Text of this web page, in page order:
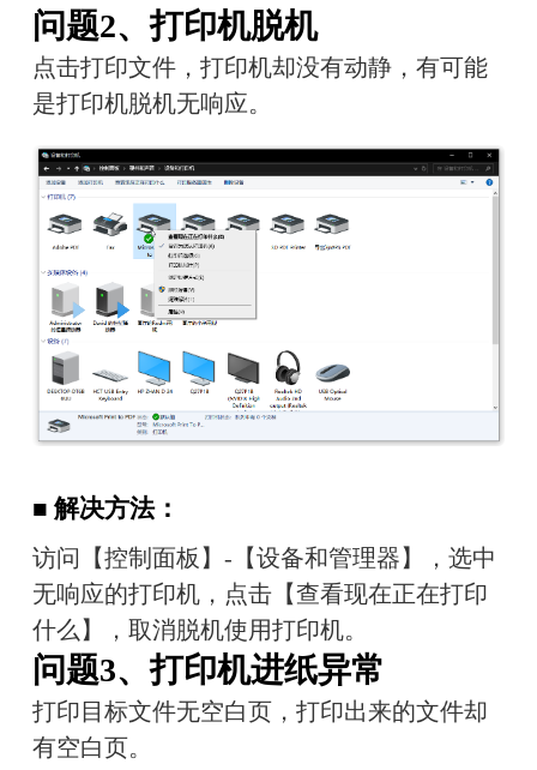
问题2、打印机脱机
点击打印文件，打印机却没有动静，有可能
是打印机脱机无响应。
■ 解决方法：
访问【控制面板】-【设备和管理器】，选中
无响应的打印机，点击【查看现在正在打印
什么】，取消脱机使用打印机。
问题3、打印机进纸异常
打印目标文件无空白页，打印出来的文件却
有空白页。